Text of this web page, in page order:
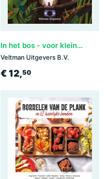
In het bos - voor kleine ontdekkingsreizigers
Veltman Uitgevers B.V.
€ 12,50